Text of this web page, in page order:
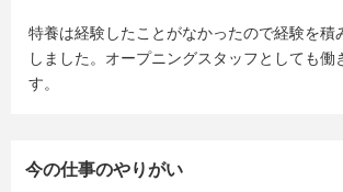
特養は経験したことがなかったので経験を積
しました。オープニングスタッフとしても働
す。
今の仕事のやりがい